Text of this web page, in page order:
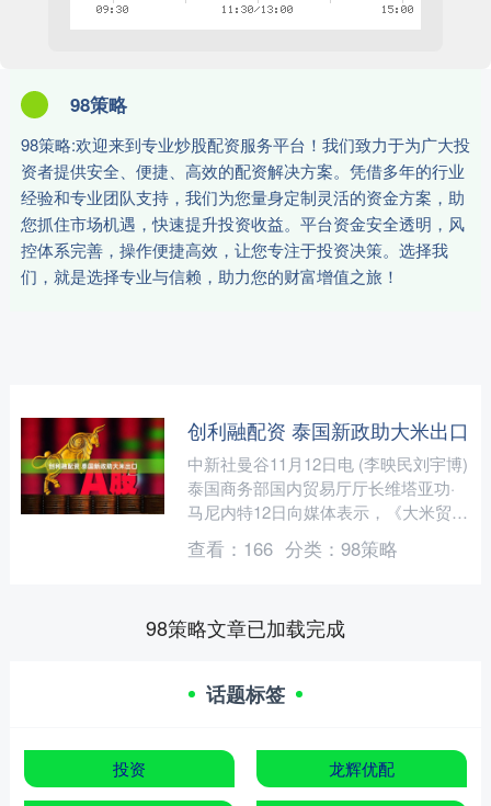
98策略
98策略:欢迎来到专业炒股配资服务平台！我们致力于为广大投
资者提供安全、便捷、高效的配资解决方案。凭借多年的行业
经验和专业团队支持，我们为您量身定制灵活的资金方案，助
您抓住市场机遇，快速提升投资收益。平台资金安全透明，风
控体系完善，操作便捷高效，让您专注于投资决策。选择我
们，就是选择专业与信赖，助力您的财富增值之旅！
创利融配资 泰国新政助大米出口
中新社曼谷11月12日电 (李映民刘宇博)
泰国商务部国内贸易厅厅长维塔亚功·
马尼内特12日向媒体表示，《大米贸易
费用部级条例(第2号)》自11月7日起正
式实施。....
查看： 166 分类： 98策略
98策略文章已加载完成
话题标签
投资 龙辉优配